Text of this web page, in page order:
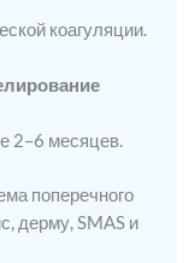
коагуляции.
2–6 месяцев.
поперечного
дерму, SMAS и